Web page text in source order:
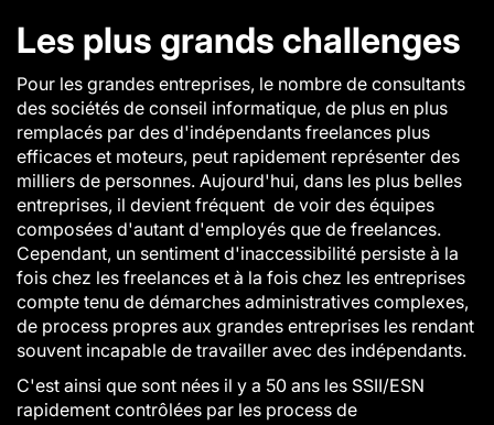
Les plus grands challenges
Pour les grandes entreprises, le nombre de consultants
des sociétés de conseil informatique, de plus en plus
remplacés par des d'indépendants freelances plus
efficaces et moteurs, peut rapidement représenter des
milliers de personnes. Aujourd'hui, dans les plus belles
entreprises, il devient fréquent de voir des équipes
composées d'autant d'employés que de freelances.
Cependant, un sentiment d'inaccessibilité persiste à la
fois chez les freelances et à la fois chez les entreprises
compte tenu de démarches administratives complexes,
de process propres aux grandes entreprises les rendant
souvent incapable de travailler avec des indépendants.
C'est ainsi que sont nées il y a 50 ans les SSII/ESN
rapidement contrôlées par les process de